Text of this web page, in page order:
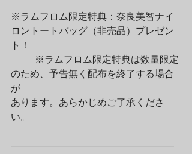
※ラムフロム限定特典：奈良美智ナイ
ロントートバッグ（非売品）プレゼン
ト！
のため、予告無く配布を終了する場合
が
あります。あらかじめご了承くださ
い。
—————————————————